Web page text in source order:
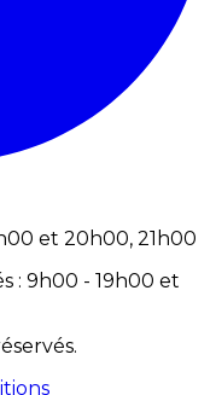
et 20h00, 21h00
: 9h00 - 19h00 et